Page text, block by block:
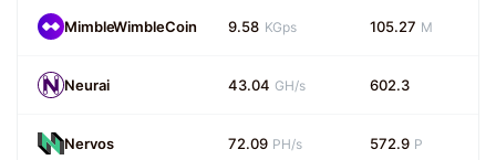
MimbleWimbleCoin 9.58 KGps 105.27 M
Neurai 43.04 GH/s 602.3
Nervos 72.09 PH/s 572.9 P